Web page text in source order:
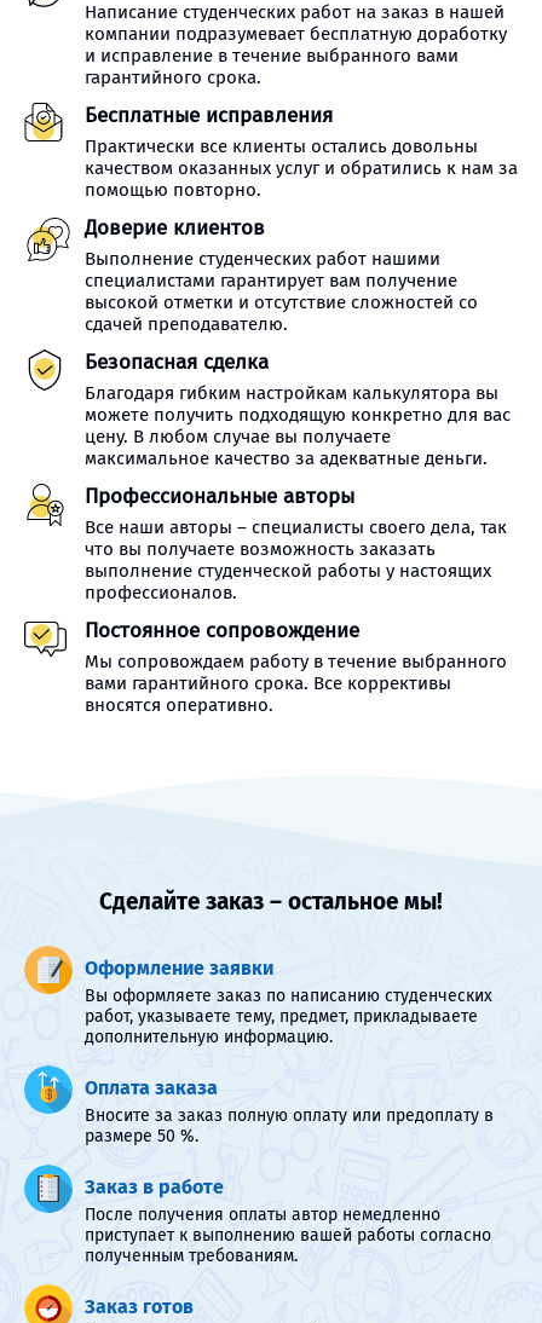
Написание студенческих работ на заказ в нашей
компании подразумевает бесплатную доработку
и исправление в течение выбранного вами
гарантийного срока.
Бесплатные исправления
Практически все клиенты остались довольны
качеством оказанных услуг и обратились к нам за
помощью повторно.
Доверие клиентов
Выполнение студенческих работ нашими
специалистами гарантирует вам получение
высокой отметки и отсутствие сложностей со
сдачей преподавателю.
Безопасная сделка
Благодаря гибким настройкам калькулятора вы
можете получить подходящую конкретно для вас
цену. В любом случае вы получаете
максимальное качество за адекватные деньги.
Профессиональные авторы
Все наши авторы – специалисты своего дела, так
что вы получаете возможность заказать
выполнение студенческой работы у настоящих
профессионалов.
Постоянное сопровождение
Мы сопровождаем работу в течение выбранного
вами гарантийного срока. Все коррективы
вносятся оперативно.
Сделайте заказ – остальное мы!
Оформление заявки
Вы оформляете заказ по написанию студенческих
работ, указываете тему, предмет, прикладываете
дополнительную информацию.
Оплата заказа
Вносите за заказ полную оплату или предоплату в
размере 50 %.
Заказ в работе
После получения оплаты автор немедленно
приступает к выполнению вашей работы согласно
полученным требованиям.
Заказ готов